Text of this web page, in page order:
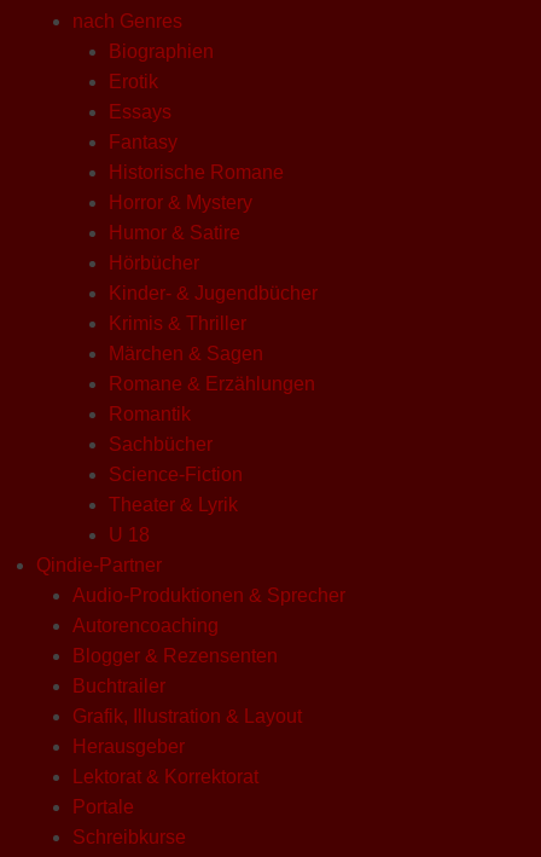
nach Genres
Biographien
Erotik
Essays
Fantasy
Historische Romane
Horror & Mystery
Humor & Satire
Hörbücher
Kinder- & Jugendbücher
Krimis & Thriller
Märchen & Sagen
Romane & Erzählungen
Romantik
Sachbücher
Science-Fiction
Theater & Lyrik
U 18
Qindie-Partner
Audio-Produktionen & Sprecher
Autorencoaching
Blogger & Rezensenten
Buchtrailer
Grafik, Illustration & Layout
Herausgeber
Lektorat & Korrektorat
Portale
Schreibkurse